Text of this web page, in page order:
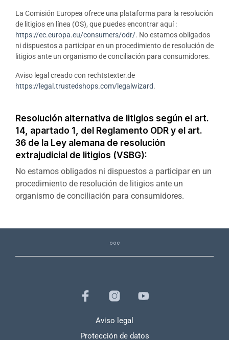
La Comisión Europea ofrece una plataforma para la resolución
de litigios en línea (OS), que puedes encontrar aquí:
https://ec.europa.eu/consumers/odr/. No estamos obligados
ni dispuestos a participar en un procedimiento de resolución de
litigios ante un organismo de conciliación para consumidores.
Aviso legal creado con rechtstexter.de
https://legal.trustedshops.com/legalwizard.
Resolución alternativa de litigios según el art.
14, apartado 1, del Reglamento ODR y el art.
36 de la Ley alemana de resolución
extrajudicial de litigios (VSBG):
No estamos obligados ni dispuestos a participar en un
procedimiento de resolución de litigios ante un
organismo de conciliación para consumidores.
Aviso legal
Protección de datos